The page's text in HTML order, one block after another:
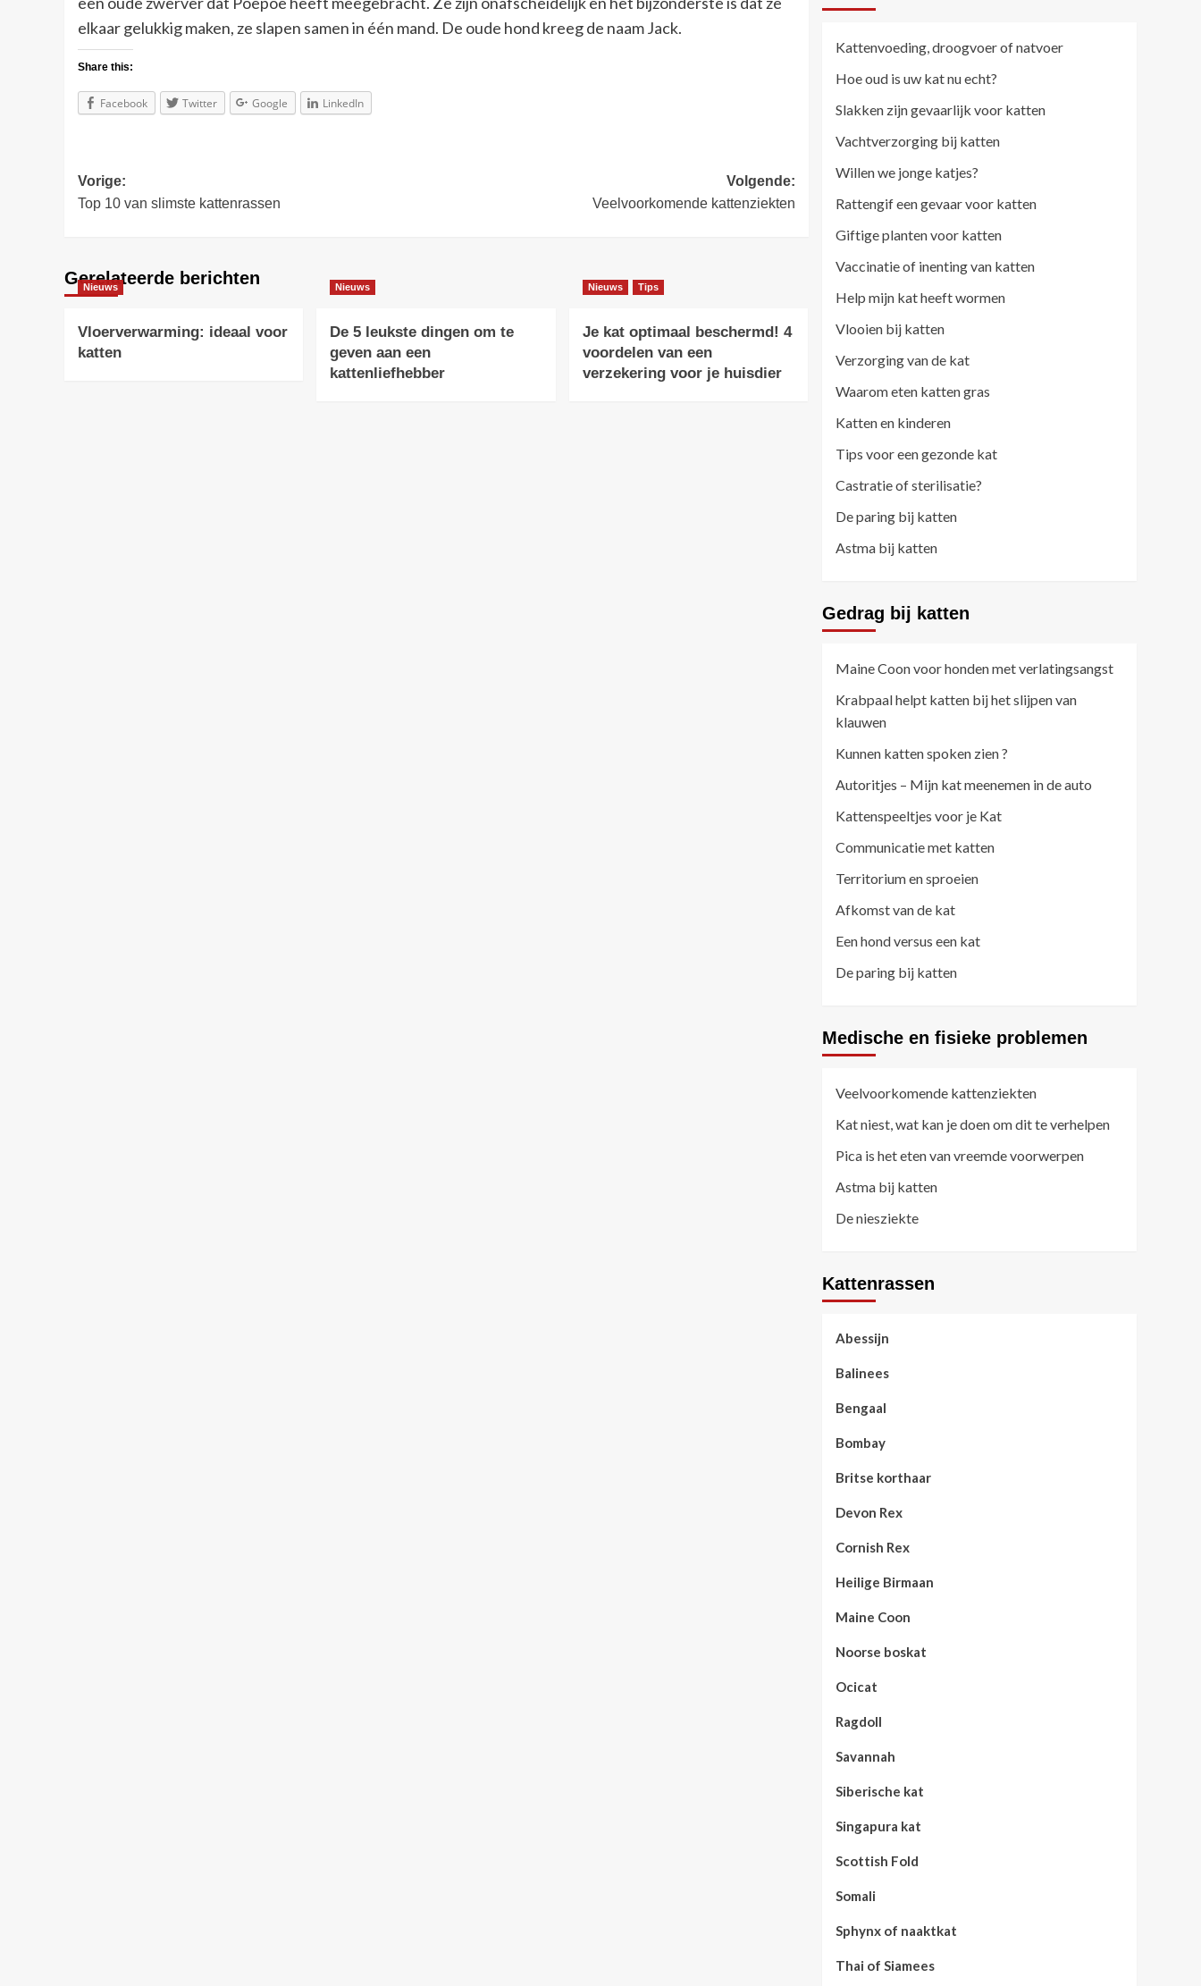
elkaar gelukkig maken, ze slapen samen in één mand. De oude hond kreeg de naam Jack.
Share this:
Facebook Twitter Google LinkedIn
Bericht
navigatie
Vorige:
Top 10 van slimste kattenrassen
Volgende:
Veelvoorkomende kattenziekten
Gerelateerde berichten
Nieuws
Vloerverwarming: ideaal voor
katten
Nieuws
De 5 leukste dingen om te
geven aan een
kattenliefhebber
Nieuws Tips
Je kat optimaal beschermd! 4
voordelen van een
verzekering voor je huisdier
Kattenvoeding, droogvoer of natvoer
Hoe oud is uw kat nu echt?
Slakken zijn gevaarlijk voor katten
Vachtverzorging bij katten
Willen we jonge katjes?
Rattengif een gevaar voor katten
Giftige planten voor katten
Vaccinatie of inenting van katten
Help mijn kat heeft wormen
Vlooien bij katten
Verzorging van de kat
Waarom eten katten gras
Katten en kinderen
Tips voor een gezonde kat
Castratie of sterilisatie?
De paring bij katten
Astma bij katten
Gedrag bij katten
Maine Coon voor honden met verlatingsangst
Krabpaal helpt katten bij het slijpen van
klauwen
Kunnen katten spoken zien ?
Autoritjes – Mijn kat meenemen in de auto
Kattenspeeltjes voor je Kat
Communicatie met katten
Territorium en sproeien
Afkomst van de kat
Een hond versus een kat
De paring bij katten
Medische en fisieke problemen
Veelvoorkomende kattenziekten
Kat niest, wat kan je doen om dit te verhelpen
Pica is het eten van vreemde voorwerpen
Astma bij katten
De niesziekte
Kattenrassen
Abessijn
Balinees
Bengaal
Bombay
Britse korthaar
Devon Rex
Cornish Rex
Heilige Birmaan
Maine Coon
Noorse boskat
Ocicat
Ragdoll
Savannah
Siberische kat
Singapura kat
Scottish Fold
Somali
Sphynx of naaktkat
Thai of Siamees